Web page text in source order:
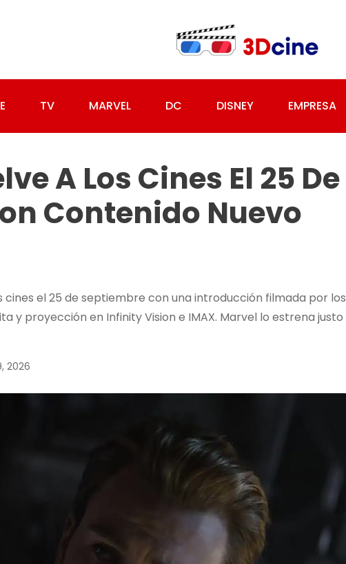
TV MARVEL DC DISNEY EMPRESA
A Los Cines El 25 De
Contenido Nuevo
cines el 25 de septiembre con una introducción filmada por los
y proyección en Infinity Vision e IMAX. Marvel lo estrena justo
2026